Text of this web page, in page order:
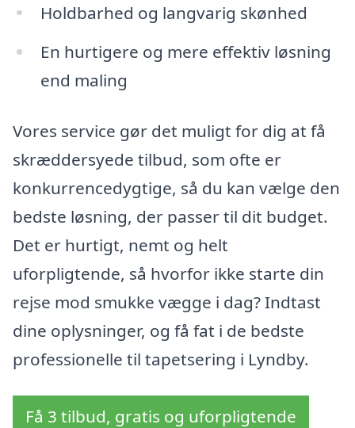
Holdbarhed og langvarig skønhed
En hurtigere og mere effektiv løsning
end maling
Vores service gør det muligt for dig at få
skræddersyede tilbud, som ofte er
konkurrencedygtige, så du kan vælge den
bedste løsning, der passer til dit budget.
Det er hurtigt, nemt og helt
uforpligtende, så hvorfor ikke starte din
rejse mod smukke vægge i dag? Indtast
dine oplysninger, og få fat i de bedste
professionelle til tapetsering i Lyndby.
Få 3 tilbud, gratis og uforpligtende